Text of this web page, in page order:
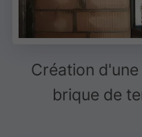
Création
brique de